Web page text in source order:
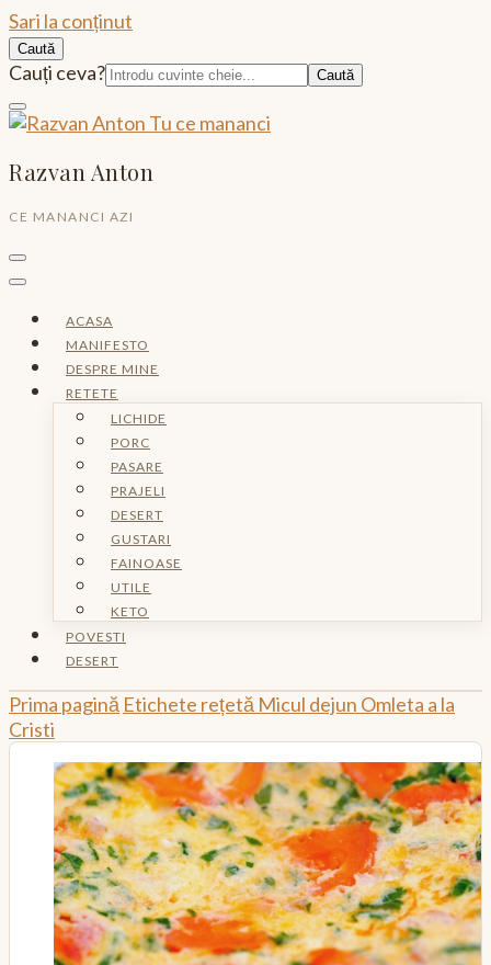
Sari la conținut
Caută
Caută:
Cauți ceva?
Razvan Anton
CE MANANCI AZI
ACASA
MANIFESTO
DESPRE MINE
RETETE
LICHIDE
PORC
PASARE
PRAJELI
DESERT
GUSTARI
FAINOASE
UTILE
KETO
POVESTI
DESERT
Prima pagină Etichete rețetă Micul dejun Omleta a la
Cristi